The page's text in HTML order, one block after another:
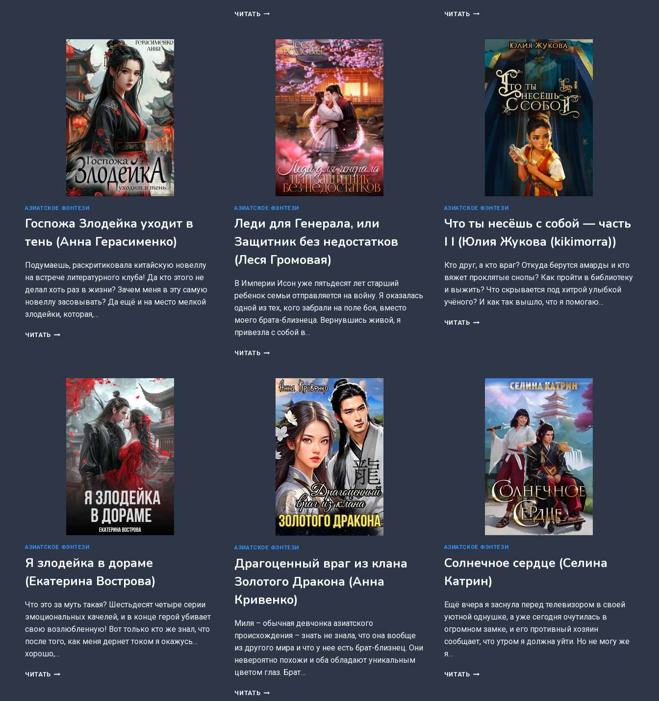
НОВЕЛЛУ
(КИРА
ИСТВУД)
ЧИТАТЬ МАМА
ПРИНЦА.
ШАНСА
ПОПАДАНКИ
(ЕКАТЕРИНА
КАРИДИ)
ЧИТАТЬ ПУТЬ
СТРАНИЦА
(ОКСАНА
ВЛАДИМИРОВА)
АЗИАТСКОЕ ФЭНТЕЗИ
Госпожа Злодейка уходит в
тень (Анна Герасименко)
Подумаешь, раскритиковала китайскую новеллу
на встрече литературного клуба! Да кто этого не
делал хоть раз в жизни? Зачем меня в эту самую
новеллу засовывать? Да ещё и на место мелкой
злодейки, которая,…
ЧИТАТЬ ГОСПОЖА
(АННА
ГЕРАСИМЕНКО)
АЗИАТСКОЕ ФЭНТЕЗИ
Леди для Генерала, или
Защитник без недостатков
(Леся Громовая)
В Империи Исон уже пятьдесят лет старший
ребенок семьи отправляется на войну. Я оказалась
одной из тех, кого забрали на поле боя, вместо
моего брата-близнеца. Вернувшись живой, я
привезла с собой в…
ЧИТАТЬ ЛЕДИ
ЗАЩИТНИК
НЕДОСТАТКОВ
(ЛЕСЯ
ГРОМОВАЯ)
АЗИАТСКОЕ ФЭНТЕЗИ
Что ты несёшь с собой — часть
I I (Юлия Жукова (kikimorra))
Кто друг, а кто враг? Откуда берутся амарды и кто
вяжет проклятые снопы? Как пройти в библиотеку
и выжить? Что скрывается под хитрой улыбкой
учёного? И как так вышло, что я помогаю…
ЧИТАТЬ ЧТО
ЧАСТЬ
(ЮЛИЯ
ЖУКОВА
(KIKIMORRA))
АЗИАТСКОЕ ФЭНТЕЗИ
Я злодейка в дораме
(Екатерина Вострова)
Что это за муть такая? Шестьдесят четыре серии
эмоциональных качелей, и в конце герой убивает
свою возлюбленную! Вот только кто же знал, что
после того, как меня дернет током я окажусь…
хорошо,…
ЧИТАТЬ Я
АЗИАТСКОЕ ФЭНТЕЗИ
Драгоценный враг из клана
Золотого Дракона (Анна
Кривенко)
Миля – обычная девчонка азиатского
происхождения – знать не знала, что она вообще
из другого мира и что у нее есть брат-близнец. Они
невероятно похожи и оба обладают уникальным
цветом глаз. Брат…
ЧИТАТЬ ДРАГОЦЕННЫЙ
АЗИАТСКОЕ ФЭНТЕЗИ
Солнечное сердце (Селина
Катрин)
Ещё вчера я заснула перед телевизором в своей
уютной однушке, а уже сегодня очутилась в
огромном замке, и его противный хозяин
сообщает, что утром я должна уйти. Но не могу же
я…
ЧИТАТЬ СОЛНЕЧНОЕ